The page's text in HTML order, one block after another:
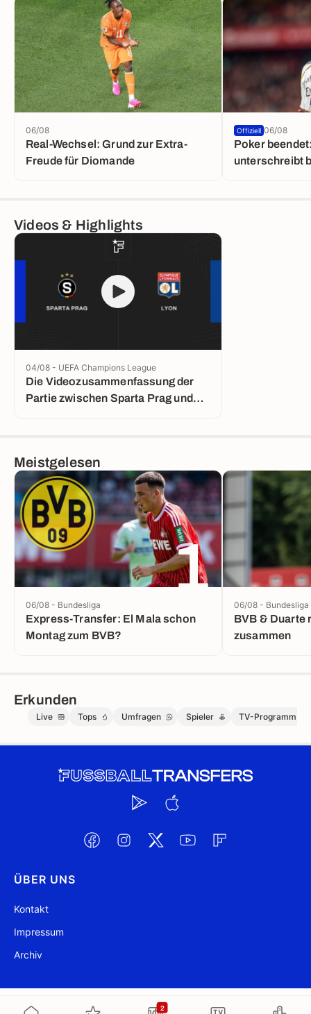
2
Real-Wechsel: Grund zur Extra-
Freude für Diomande
06/08
Poker
unterschreibt
Offiziell 06/08
Videos & Highlights
Die Videozusammenfassung der
Partie zwischen Sparta Prag und
04/08 - UEFA Champions League
Meistgelesen
1
Express-Transfer: El Mala schon
Montag zum BVB?
06/08 - Bundesliga
BVB & Duarte
zusammen
06/08 - Bundesliga
Erkunden
Live Tops Umfragen Spieler TV-Programm
ÜBER UNS
Kontakt
Impressum
Archiv
@ FussballTransfers.com 2009-2026